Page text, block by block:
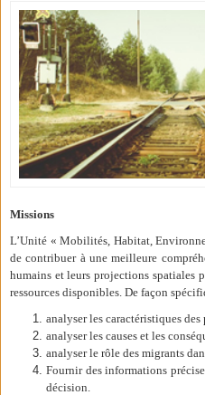
Missions
L’Unité « Mobilités, Habitat,
de contribuer à une meilleure
humains et leurs projections spatiales
ressources disponibles. De façon
analyser les caractéristiques
analyser les causes et les
analyser le rôle des migrants
Fournir des informations
décision.